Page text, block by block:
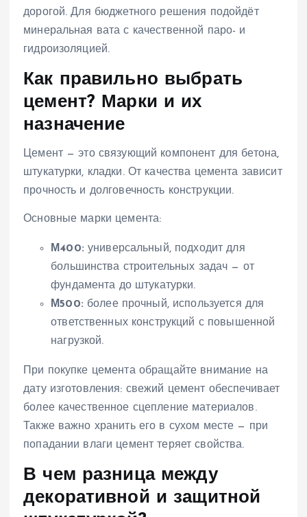
дорогой. Для бюджетного решения подойдёт
минеральная вата с качественной паро- и
гидроизоляцией.
Как правильно выбрать
цемент? Марки и их
назначение
Цемент — это связующий компонент для бетона,
штукатурки, кладки. От качества цемента зависит
прочность и долговечность конструкции.
Основные марки цемента:
М400: универсальный, подходит для
большинства строительных задач — от
фундамента до штукатурки.
М500: более прочный, используется для
ответственных конструкций с повышенной
нагрузкой.
При покупке цемента обращайте внимание на
дату изготовления: свежий цемент обеспечивает
более качественное сцепление материалов.
Также важно хранить его в сухом месте — при
попадании влаги цемент теряет свойства.
В чем разница между
декоративной и защитной